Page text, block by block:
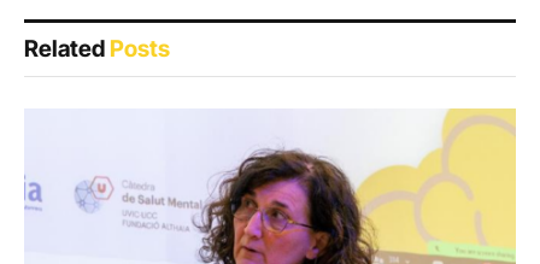
RelatedPosts